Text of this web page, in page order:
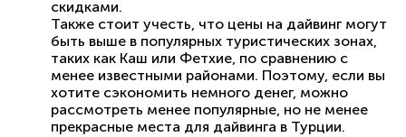
скидками.
Также стоит учесть, что цены на дайвинг могут
быть выше в популярных туристических зонах,
таких как Каш или Фетхие, по сравнению с
менее известными районами. Поэтому, если вы
хотите сэкономить немного денег, можно
рассмотреть менее популярные, но не менее
прекрасные места для дайвинга в Турции.